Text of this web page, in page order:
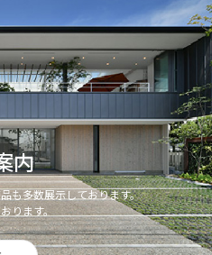
内
も多数展示しております。
ります。